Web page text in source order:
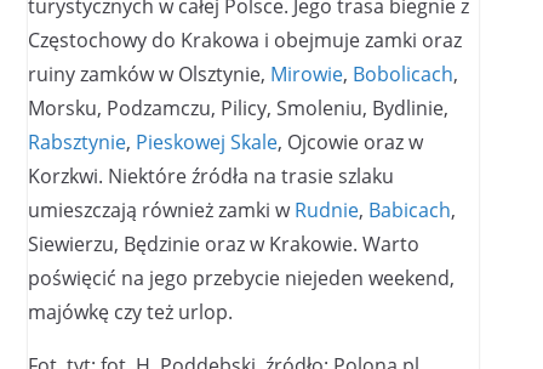
turystycznych w całej Polsce. Jego trasa biegnie z
Częstochowy do Krakowa i obejmuje zamki oraz
ruiny zamków w Olsztynie, Mirowie, Bobolicach,
Morsku, Podzamczu, Pilicy, Smoleniu, Bydlinie,
Rabsztynie, Pieskowej Skale, Ojcowie oraz w
Korzkwi. Niektóre źródła na trasie szlaku
umieszczają również zamki wRudnie, Babicach,
Siewierzu, Będzinie oraz w Krakowie. Warto
poświęcić na jego przebycie niejeden weekend,
majówkę czy też urlop.